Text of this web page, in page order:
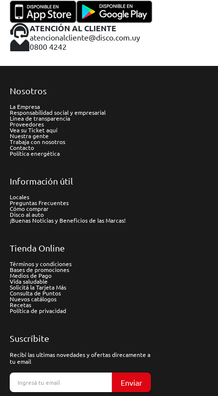
ATENCIÓN AL CLIENTE
atencionalcliente@disco.com.uy
0800 4242
Nosotros
La Empresa
Responsabilidad social y empresarial
Línea de transparencia
Proveedores
Vea su Ticket aquí
Nuestra gente
Trabaja con nosotros
Contacto
Política energética
Información útil
Locales
Preguntas Frecuentes
Cómo comprar
Disco al auto
¡Buenas Noticias y Beneficios de las Marcas!
Tienda Online
Términos y condiciones
Bases de promociones
Medios de Pago
Vida saludable
Solicitá la Tarjeta Más
Consulta de Puntos
Nuevos catálogos
Recetas
Política de privacidad
Suscríbite
Recibí las ultimas novedades y ofertas direcamente a
tu email
Enviar